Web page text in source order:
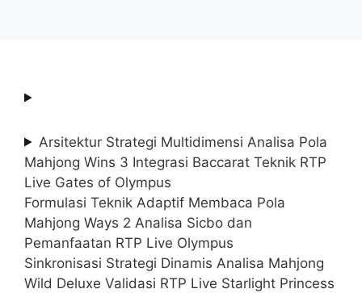
Arsitektur Strategi Multidimensi Analisa Pola
Mahjong Wins 3 Integrasi Baccarat Teknik RTP
Live Gates of Olympus
Formulasi Teknik Adaptif Membaca Pola
Mahjong Ways 2 Analisa Sicbo dan
Pemanfaatan RTP Live Olympus
Sinkronisasi Strategi Dinamis Analisa Mahjong
Wild Deluxe Validasi RTP Live Starlight Princess